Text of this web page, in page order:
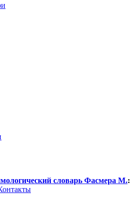
словарь Фасмера М.: